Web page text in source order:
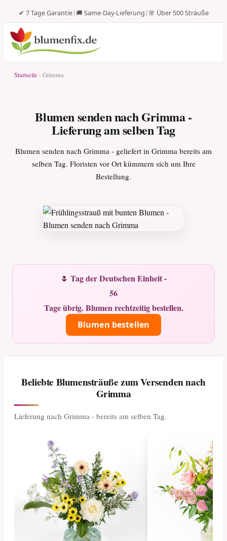
✔ 7 Tage Garantie|🚚 Same-Day-Lieferung |🌸 Über 500 Sträuße
Startseite › Grimma
Blumen senden nach Grimma -
Lieferung am selben Tag
Blumen senden nach Grimma - geliefert in Grimma bereits am
selben Tag. Floristen vor Ort kümmern sich um Ihre
Bestellung.
🌷 Tag der Deutschen Einheit -
56
Tage übrig. Blumen rechtzeitig bestellen.
Blumen bestellen
Beliebte Blumensträuße zum Versenden nach
Grimma
Lieferung nach Grimma - bereits am selben Tag.